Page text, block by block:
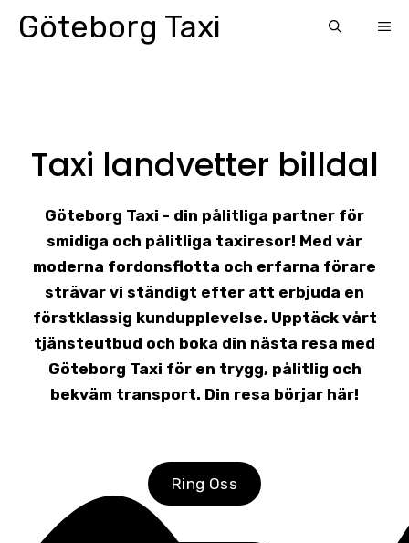
SkipGöteborg Taxi
Taxi landvetter billdal
Göteborg Taxi - din pålitliga partner för
smidiga och pålitliga taxiresor! Med vår
moderna fordonsflotta och erfarna förare
strävar vi ständigt efter att erbjuda en
förstklassig kundupplevelse. Upptäck vårt
tjänsteutbud och boka din nästa resa med
Göteborg Taxi för en trygg, pålitlig och
bekväm transport. Din resa börjar här!
Ring Oss